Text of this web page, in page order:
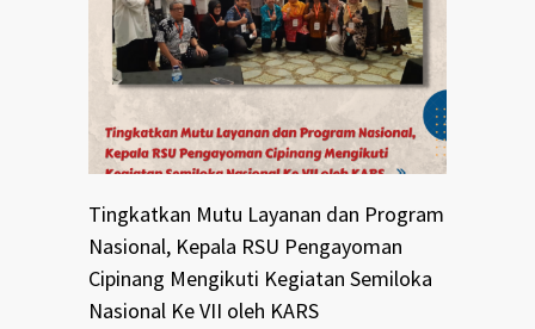
Tingkatkan Mutu Layanan dan Program
Nasional, Kepala RSU Pengayoman
Cipinang Mengikuti Kegiatan Semiloka
Nasional Ke VII oleh KARS